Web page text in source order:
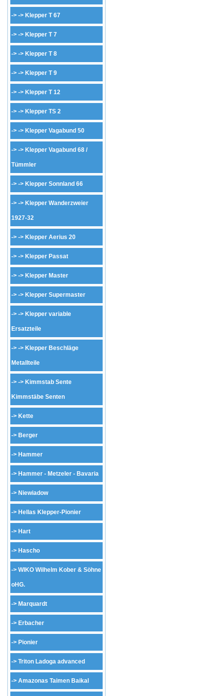
-> -> Klepper T 67
-> -> Klepper T 7
-> -> Klepper T 8
-> -> Klepper T 9
-> -> Klepper T 12
-> -> Klepper TS 2
-> -> Klepper Vagabund 50
-> -> Klepper Vagabund 68 /
Tümmler
-> -> Klepper Sonnland 66
-> -> Klepper Wanderzweier
1927-32
-> -> Klepper Aerius 20
-> -> Klepper Passat
-> -> Klepper Master
-> -> Klepper Supermaster
-> -> Klepper variable
Ersatzteile
-> -> Klepper Beschläge
Metallteile
-> -> Kimmstab Sente
Kimmstäbe Senten
-> Kette
-> Berger
-> Hammer
-> Hammer - Metzeler - Bavaria
-> Niewiadow
-> Hellas Klepper-Pionier
-> Hart
-> Hascho
-> WIKO Wilhelm Kober & Söhne
oHG.
-> Marquardt
-> Erbacher
-> Pionier
-> Triton Ladoga advanced
-> Amazonas Taimen Baikal